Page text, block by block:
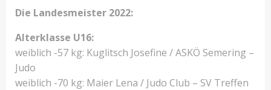
Die Landesmeister 2022:
Alterklasse U16:
weiblich -57 kg: Kuglitsch Josefine / ASKÖ Semering –
Judo
weiblich -70 kg: Maier Lena / Judo Club – SV Treffen